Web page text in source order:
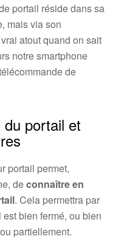
portail réside dans sa
mais via son
atout quand on sait
notre smartphone
de
portail et
portail permet,
deconnaître en
. Cela permettra par
bien fermé, ou bien
partiellement.